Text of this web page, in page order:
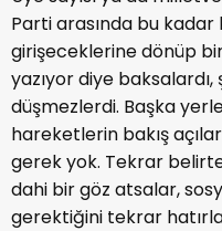
Parti arasında bu
girişeceklerine dönüp
yazıyor diye
düşmezlerdi. Başka
hareketlerin bakış
gerek yok. Tekrar
dahi bir göz atsalar,
gerektiğini tekrar